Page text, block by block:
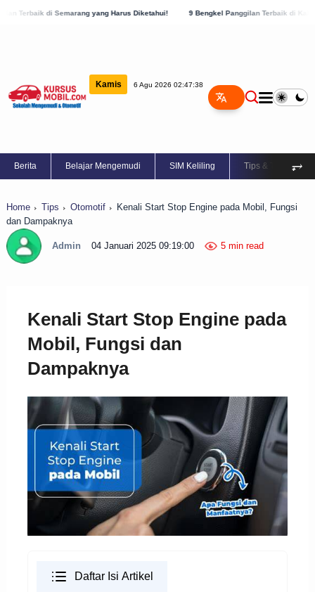
yang Harus Diketahui! 9 Bengkel Panggilan Terbaik di Kabupaten Semarang,
Kamis 6 Agu 2026 02:47:39
Berita Belajar Mengemudi SIM Keliling Tips & Trik ⥅
Home Tips Otomotif
Kenali Start Stop Engine pada Mobil, Fungsi
dan Dampaknya
Admin 04 Januari 2025 09:19:00 5 min read
Kenali Start Stop Engine pada
Mobil, Fungsi dan
Dampaknya
Daftar Isi Artikel